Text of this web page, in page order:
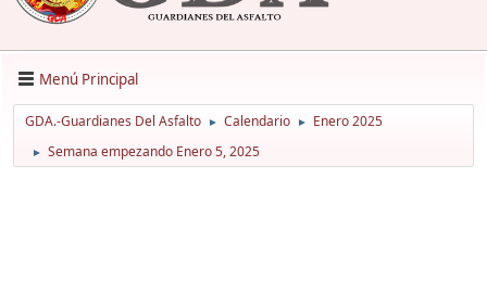
Menú Principal
GDA.-Guardianes Del Asfalto ► Calendario ► Enero 2025
► Semana empezando Enero 5, 2025